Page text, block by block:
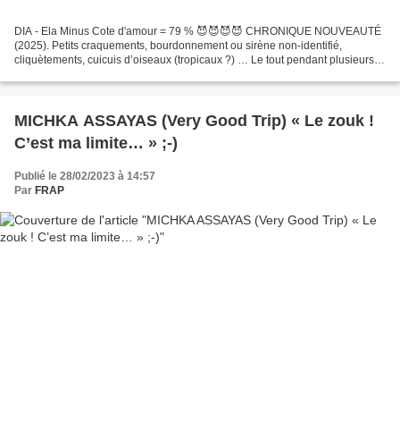
DIA - Ela Minus Cote d'amour = 79 % 😈😈😈😈 CHRONIQUE NOUVEAUTÉ
(2025). Petits craquements, bourdonnement ou sirène non-identifié,
cliquètements, cuicuis d’oiseaux (tropicaux ?) … Le tout pendant plusieurs
MICHKA ASSAYAS (Very Good Trip) « Le zouk !
C’est ma limite… » ;-)
Publié le 28/02/2023 à 14:57
Par FRAP